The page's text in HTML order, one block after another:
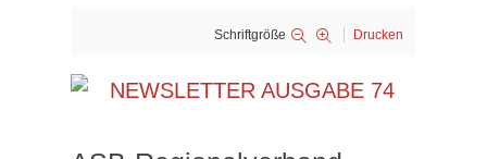
Schriftgröße Drucken